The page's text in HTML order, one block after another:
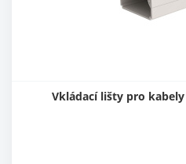
Vkládací lišty pro